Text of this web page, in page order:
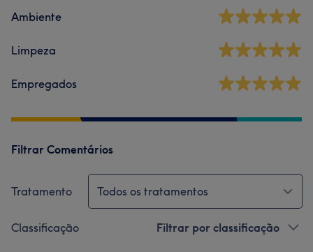
Ambiente
Limpeza
Empregados
Filtrar Comentários
Tratamento Todos os tratamentos
Classificação Filtrar por classificação